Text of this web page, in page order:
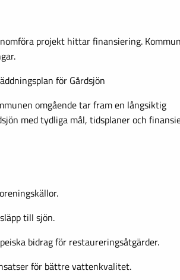
projekt hittar finansiering.
för Gårdsjön
omgående tar fram en långsiktig
med tydliga mål, tidsplaner och
till sjön.
bidrag för restaureringsåtgärder.
för bättre vattenkvalitet.